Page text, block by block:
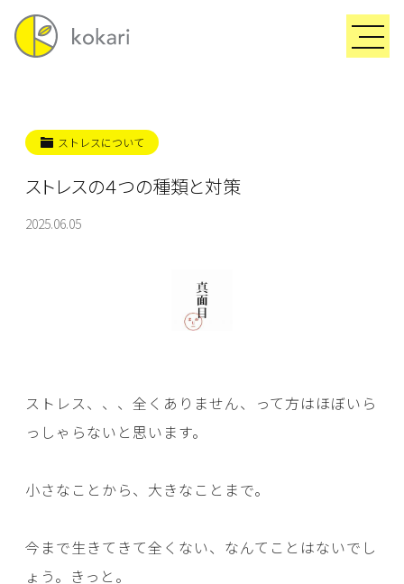
ストレスについて
ストレスの４つの種類と対策
2025.06.05
ストレス、、、全くありません、って方はほぼいら
っしゃらないと思います。
小さなことから、大きなことまで。
今まで生きてきて全くない、なんてことはないでし
ょう。きっと。